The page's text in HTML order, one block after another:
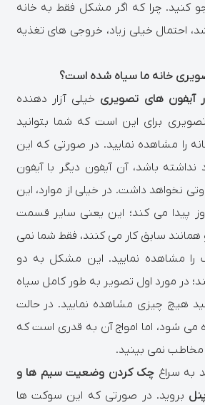
کنید. چرا که اگر مشکل فقط به خانه
احتمال خیلی زیاد، خروجی های تغذیه
خانه ما سیاه شده است؟
آیفون های تصویری خیلی آزار دهنده
برای این است که شما بتوانید
را مشاهده نمایید. در صورتی که این
نداشته باشد، آن آیفون دیگر با آیفون
نخواهد داشت. در خیلی از موارد، این
پیدا می کند؛ این یعنی سایر قسمت
سابق کار می کنند، فقط شما نمی
را مشاهده نمایید. این مشکل به دو
در مورد اول تصویر به طور کامل سیاه
هیچ چیزی مشاهده نمایید. در حالت
می شود، اما امواج آن به قدری است که
مخاطب نمی بینید.
به سراغ چک کردن وضعیت سیم ها و
بروید. در صورتی که این سوکت ها